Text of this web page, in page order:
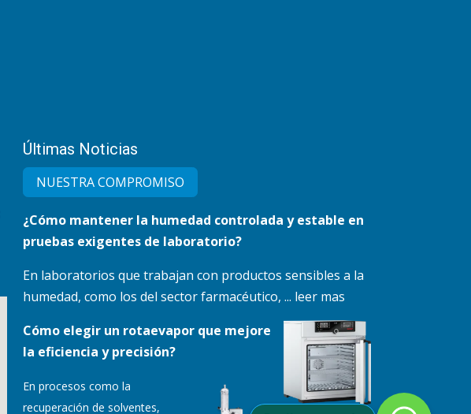
Últimas Noticias
NUESTRA COMPRO​MISO
¿Cómo mantener la humedad controlada y estable en
pruebas exigentes de laboratorio?
En laboratorios que trabajan con productos sensibles a la
humedad, como los del sector farmacéutico, ... leer mas
Cómo elegir un rotaevapor que mejore
la eficiencia y precisión?
En procesos como la
recuperación de solventes,